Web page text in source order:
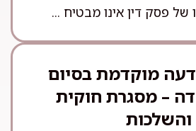
של פסק דין אינו מבטיח ...
מוקדמת בסיום
– מסגרת חוקית
והשלכות